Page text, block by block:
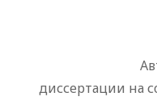
диссертации на